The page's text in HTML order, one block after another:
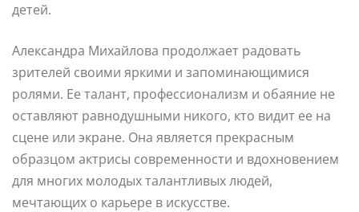
детей.
Александра Михайлова продолжает радовать
зрителей своими яркими и запоминающимися
ролями. Ее талант, профессионализм и обаяние не
оставляют равнодушными никого, кто видит ее на
сцене или экране. Она является прекрасным
образцом актрисы современности и вдохновением
для многих молодых талантливых людей,
мечтающих о карьере в искусстве.